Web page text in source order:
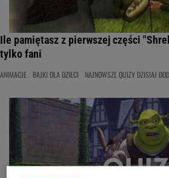
Ile pamiętasz z pierwszej części
tylko fani
ANIMACJE BAJKI DLA DZIECI NAJNOWSZE QUIZY DZISIAJ